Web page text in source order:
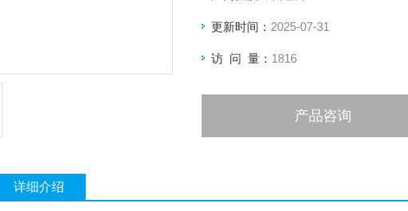
更新时间： 2025-07-31
访 问 量： 1816
产品咨询
详细介绍